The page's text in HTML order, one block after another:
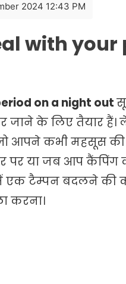
2024 12:43 PM
with
on a night out
जाने के लिए तैयार
आपने कभी महसूस
पर या जब आप कैंपिंग
एक टैम्पन बदलने की
करना।